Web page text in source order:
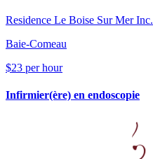
Residence Le Boise Sur Mer Inc.
Baie-Comeau
$23 per hour
Infirmier(ère) en endoscopie